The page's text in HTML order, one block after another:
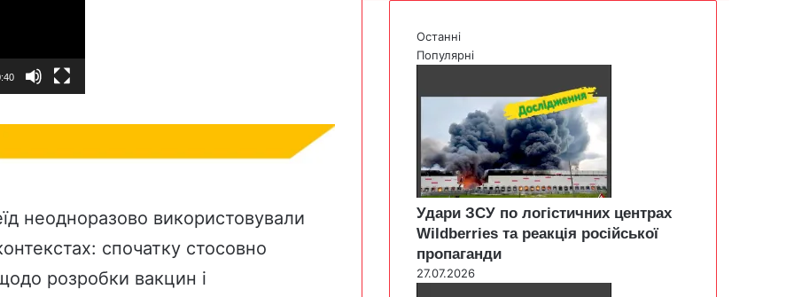
неодноразово використовували
спочатку стосовно
розробки вакцин і
Останні
Популярні
Удари ЗСУ по логістичних центрах
Wildberries та реакція російської
пропаганди
27.07.2026